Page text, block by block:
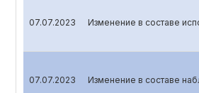
07.07.2023 Изменение в составе
07.07.2023 Изменение в составе